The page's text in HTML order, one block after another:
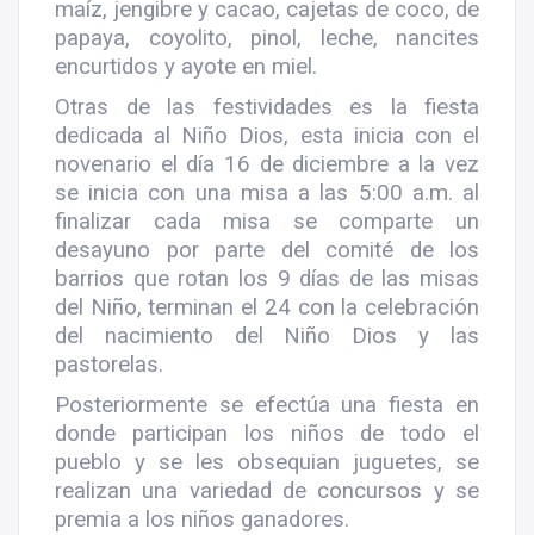
maíz, jengibre y cacao, cajetas de coco, de
papaya, coyolito, pinol, leche, nancites
encurtidos y ayote en miel.
Otras de las festividades es la fiesta
dedicada al Niño Dios, esta inicia con el
novenario el día 16 de diciembre a la vez
se inicia con una misa a las 5:00 a.m. al
finalizar cada misa se comparte un
desayuno por parte del comité de los
barrios que rotan los 9 días de las misas
del Niño, terminan el 24 con la celebración
del nacimiento del Niño Dios y las
pastorelas.
Posteriormente se efectúa una fiesta en
donde participan los niños de todo el
pueblo y se les obsequian juguetes, se
realizan una variedad de concursos y se
premia a los niños ganadores.